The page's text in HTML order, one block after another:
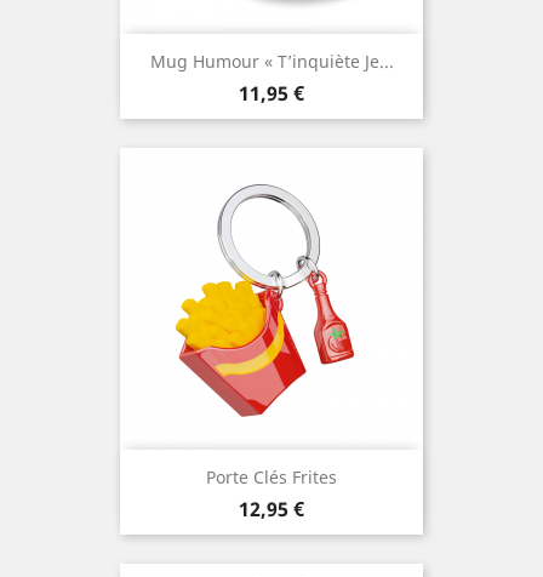
Mug Humour « T’inquiète Je...
Prix
11,95 €
Porte Clés Frites
Prix
12,95 €